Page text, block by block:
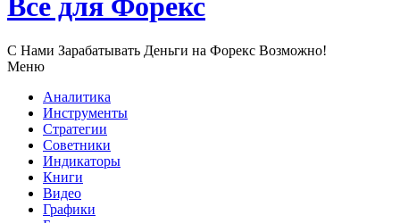
Всё для Форекс
С Нами Зарабатывать Деньги нa Форекс Возможно!
Меню
Аналитика
Инструменты
Стратегии
Советники
Индикаторы
Книги
Видео
Графики